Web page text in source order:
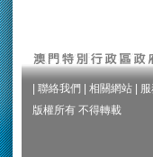
聯絡我們 相關網站
版權所有 不得轉載